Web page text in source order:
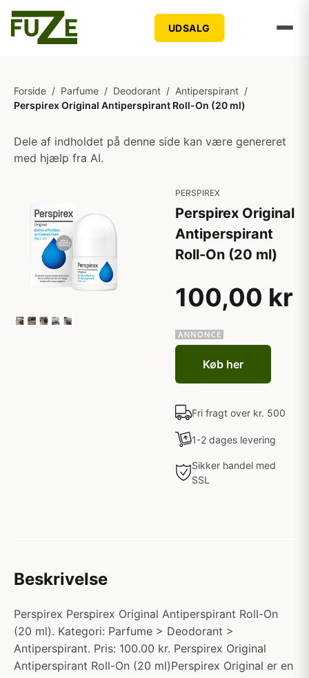
UDSALG
Forside / Parfume / Deodorant / Antiperspirant /
Perspirex Original Antiperspirant Roll-On (20 ml)
Dele af indholdet på denne side kan være genereret
med hjælp fra AI.
PERSPIREX
Perspirex Original
Antiperspirant
Roll-On (20 ml)
100,00 kr
Køb her
Fri fragt over kr. 500
1-2 dages levering
Sikker handel med
SSL
Beskrivelse
Perspirex Perspirex Original Antiperspirant Roll-On
(20 ml). Kategori: Parfume > Deodorant >
Antiperspirant. Pris: 100.00 kr. Perspirex Original
Antiperspirant Roll-On (20 ml)Perspirex Original er en